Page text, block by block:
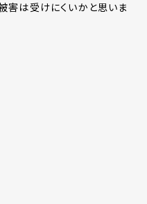
害は受けにくいかと思いま